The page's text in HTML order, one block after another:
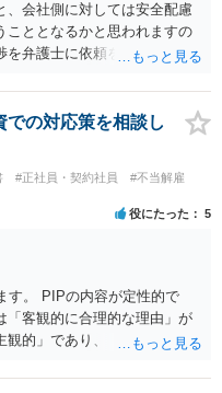
、会社側に対しては安全配慮
こととなるかと思われますの
を弁護士に依頼をされた方が
的な負担も軽くなるでしょ
での対応策を相談し
#正社員・契約社員
#不当解雇
役にたった 5
す。 PIPの内容が定性的で
「客観的に合理的な理由」が
観的」であり、「客観的に合
れを達成しなければ退職す